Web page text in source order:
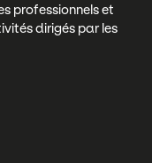
professionnels et
dirigés par les